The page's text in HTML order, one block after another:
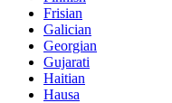
Frisian
Galician
Georgian
Gujarati
Haitian
Hausa